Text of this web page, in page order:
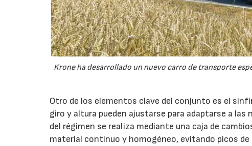
Krone ha desarrollado un nuevo carro de transporte
Otro de los elementos clave del conjunto es el
giro y altura pueden ajustarse para adaptarse a las
del régimen se realiza mediante una caja de
material continuo y homogéneo, evitando picos